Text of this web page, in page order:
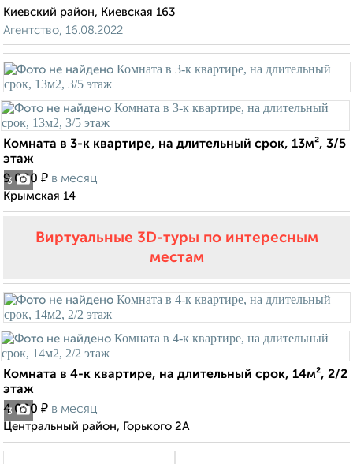
Киевский район, Киевская 163
Агентство, 16.08.2022
3
Комната в 3-к квартире, на длительный срок, 13м², 3/5
этаж
9 000 ₽ в месяц
Крымская 14
Виртуальные 3D-туры по интересным
местам
3
Комната в 4-к квартире, на длительный срок, 14м², 2/2
этаж
4 000 ₽ в месяц
Центральный район, Горького 2А